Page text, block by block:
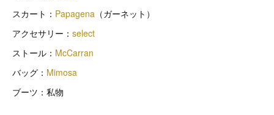
スカート： Papagena （ガーネット）
アクセサリー： select
ストール： McCarran
バッグ： Mimosa
ブーツ：私物